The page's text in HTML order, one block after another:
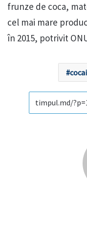
frunze de coca,
cel mai mare
în 2015, potrivit